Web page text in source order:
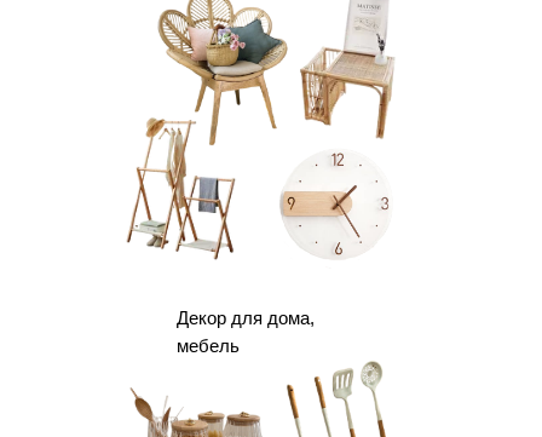
Декор для дома,
мебель